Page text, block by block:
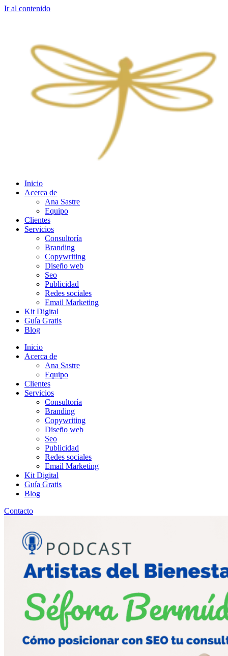
Ir al contenido
Inicio
Acerca de
Ana Sastre
Equipo
Clientes
Servicios
Consultoría
Branding
Copywriting
Diseño web
Seo
Publicidad
Redes sociales
Email Marketing
Kit Digital
Guía Gratis
Blog
Inicio
Acerca de
Ana Sastre
Equipo
Clientes
Servicios
Consultoría
Branding
Copywriting
Diseño web
Seo
Publicidad
Redes sociales
Email Marketing
Kit Digital
Guía Gratis
Blog
Contacto